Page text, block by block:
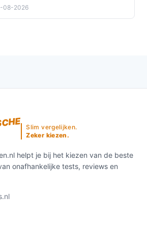
08-2026
Slim vergelijken.
Zeker kiezen.
helpt je bij het kiezen van de beste
onafhankelijke tests, reviews en